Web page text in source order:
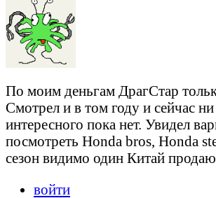
По моим деньгам ДрагСтар
Смотрел и в том году и сейчас ни
интересного пока нет. Увидел
посмотреть Honda bros, Honda
сезон видимо один Китай
войти